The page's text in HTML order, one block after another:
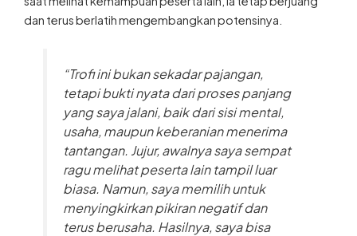
dan terus berlatih mengembangkan potensinya.
“Trofi ini bukan sekadar pajangan,
tetapi bukti nyata dari proses panjang
yang saya jalani, baik dari sisi mental,
usaha, maupun keberanian menerima
tantangan. Jujur, awalnya saya sempat
ragu melihat peserta lain tampil luar
biasa. Namun, saya memilih untuk
menyingkirkan pikiran negatif dan
terus berusaha. Hasilnya, saya bisa